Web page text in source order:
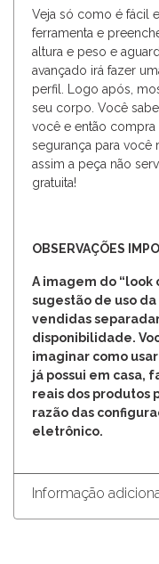
Veja só como é fácil
ferramenta e
altura e peso e
avançado irá fazer
perfil. Logo após,
seu corpo. Você
você e então compra
segurança para você
assim a peça não
gratuita!
OBSERVAÇÕES
A imagem do “look
sugestão de uso
vendidas
disponibilidade.
imaginar como
já possui em casa,
reais dos produtos
razão das
eletrônico.
Informação